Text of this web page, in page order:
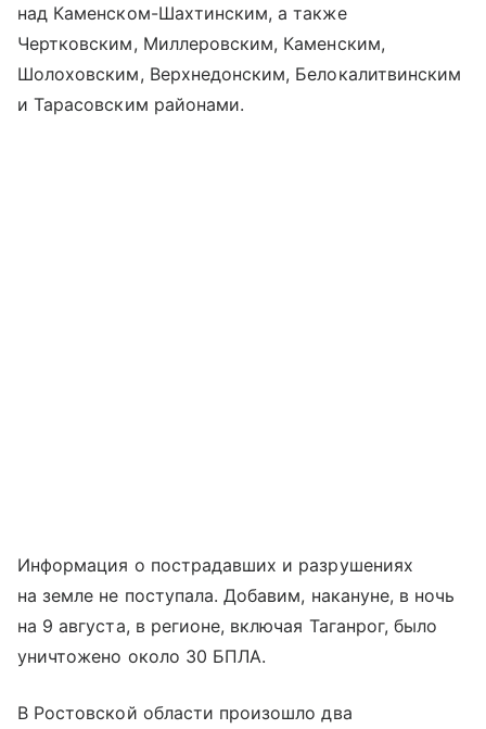
над Каменском-Шахтинским, а также
Чертковским, Миллеровским, Каменским,
Шолоховским, Верхнедонским, Белокалитвинским
и Тарасовским районами.
Информация о пострадавших и разрушениях
на земле не поступала. Добавим, накануне, в ночь
на 9 августа, в регионе, включая Таганрог, было
уничтожено около 30 БПЛА.
В Ростовской области произошло два